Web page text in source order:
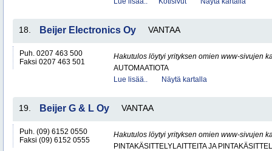
18. Beijer Electronics Oy VANTAA
Puh. 0207 463 500
Faksi 0207 463 501
Hakutulos löytyi yrityksen omien www-sivujen
AUTOMAATIOTA
Lue lisää..
Näytä kartalla
19. Beijer G & L Oy VANTAA
Puh. (09) 6152 0550
Faksi (09) 6152 0555
Hakutulos löytyi yrityksen omien www-sivujen
PINTAKÄSITTELYLAITTEITA JA